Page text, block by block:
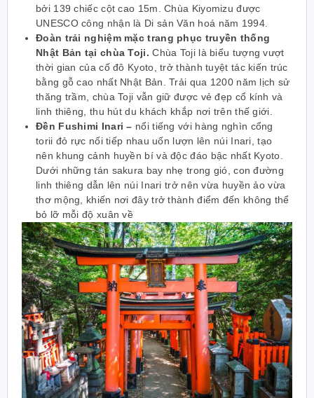
bởi 139 chiếc cột cao 15m. Chùa Kiyomizu được
UNESCO công nhận là Di sản Văn hoá năm 1994.
Đoàn trải nghiệm mặc trang phục truyền thống
Nhật Bản tại chùa Toji. Chùa Toji là biểu tượng vượt
thời gian của cố đô Kyoto, trở thành tuyệt tác kiến trúc
bằng gỗ cao nhất Nhật Bản. Trải qua 1200 năm lịch sử
thăng trầm, chùa Toji vẫn giữ được vẻ đẹp cổ kính và
linh thiêng, thu hút du khách khắp nơi trên thế giới.
Đền Fushimi Inari – nổi tiếng với hàng nghìn cổng
torii đỏ rực nối tiếp nhau uốn lượn lên núi Inari, tạo
nên khung cảnh huyền bí và độc đáo bậc nhất Kyoto.
Dưới những tán sakura bay nhẹ trong gió, con đường
linh thiêng dẫn lên núi Inari trở nên vừa huyền ảo vừa
thơ mộng, khiến nơi đây trở thành điểm đến không thể
bỏ lỡ mỗi độ xuân về